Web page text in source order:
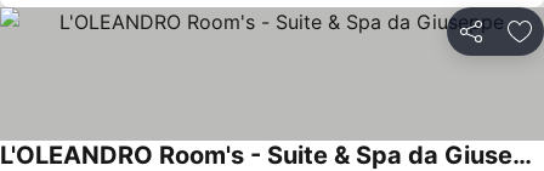
Partager
L'OLEANDRO Room's - Suite & Spa da Giuseppe